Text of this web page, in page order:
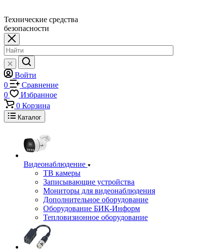
Технические средства
безопасности
Войти
0
Сравнение
0
Избранное
0 Корзина
Каталог
Видеонаблюдение
ТВ камеры
Записывающие устройства
Мониторы для видеонаблюдения
Дополнительное оборудование
Оборудование БИК-Информ
Тепловизионное оборудование